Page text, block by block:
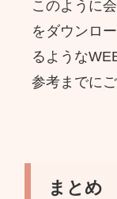
このように
をダウンロ
るような
参考までに
まとめ